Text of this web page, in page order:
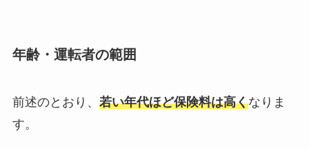
年齢・運転者の範囲
前述のとおり、 若い年代ほど保険料は高くなりま
す。